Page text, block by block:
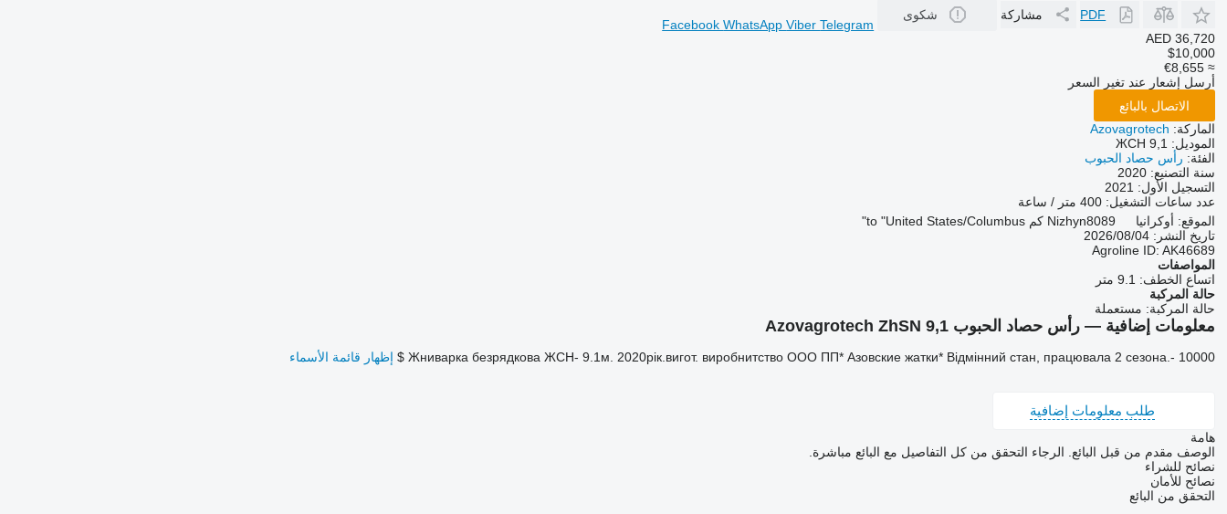
PDF
مشاركة شكوى
FacebookWhatsAppViberTelegram
AED 36,720
$10,000
≈ €8,655
أرسل إشعار عند تغير السعر
الاتصال بالبائع
الماركة: Azovagrotech
الموديل: ЖСН 9,1
الفئة: رأس حصاد الحبوب
سنة التصنيع: 2020
التسجيل الأول: 2021
عدد ساعات التشغيل: 400 متر / ساعة
الموقع: أوكرانيا Nizhyn8089 كم to "United States/Columbus"
تاريخ النشر: 04‏/08‏/2026
Agroline ID: AK46689
المواصفات
اتساع الخطف: 9.1 متر
حالة المركبة
حالة المركبة: مستعملة
معلومات إضافية — رأس حصاد الحبوب Azovagrotech ZhSN 9,1
Жниварка безрядкова ЖСН- 9.1м. 2020рік.вигот. виробнитство ООО ПП* Азовские жатки* Відмінний стан, працювала 2 сезона.- 10000 $ إظهار قائمة الأسماء
طلب معلومات إضافية
هامة
الوصف مقدم من قبل البائع. الرجاء التحقق من كل التفاصيل مع البائع مباشرة.
نصائح للشراء
نصائح للأمان
التحقق من البائع